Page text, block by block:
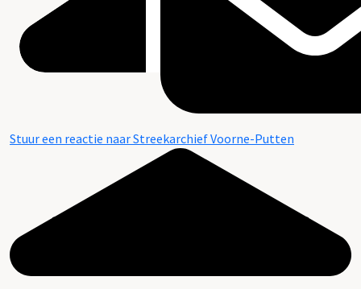
Stuur een reactie naar Streekarchief Voorne-Putten